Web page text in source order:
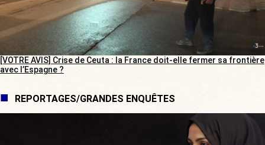
[VOTRE AVIS] Crise de Ceuta : la France doit-elle fermer sa frontière
avec l’Espagne ?
REPORTAGES/GRANDES ENQUÊTES